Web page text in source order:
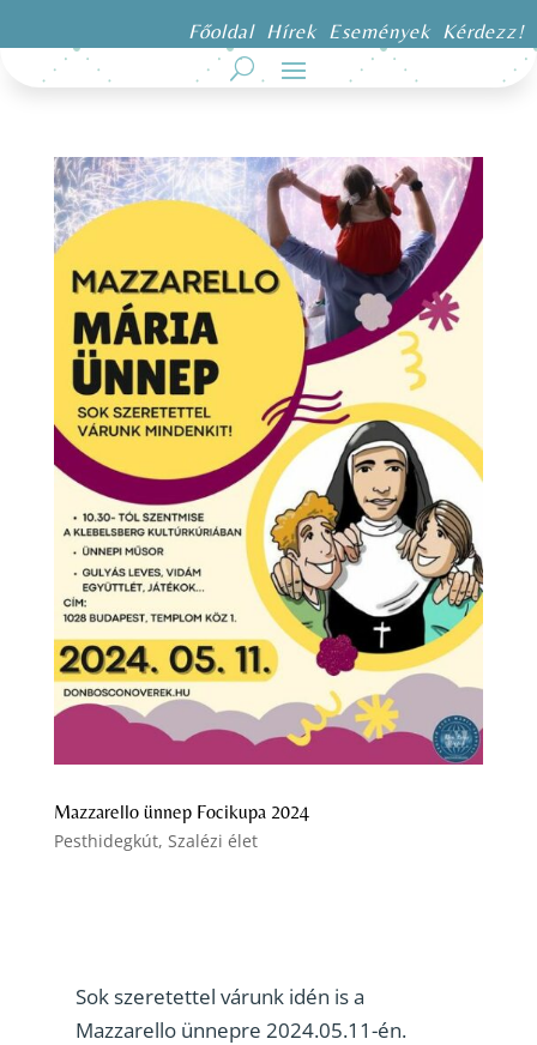
Főoldal Hírek Események Kérdezz!
Mazzarello ünnep Focikupa 2024
Pesthidegkút, Szalézi élet
Sok szeretettel várunk idén is a
Mazzarello ünnepre 2024.05.11-én.